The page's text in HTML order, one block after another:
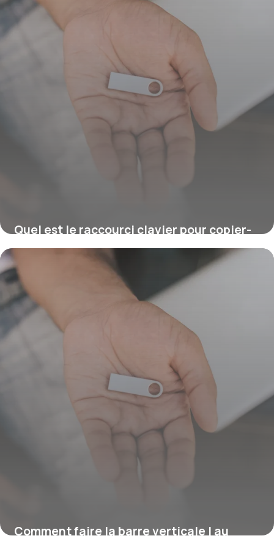
Quel est le raccourci clavier pour copier-
coller ?
16 juillet 2026
Comment faire la barre verticale | au